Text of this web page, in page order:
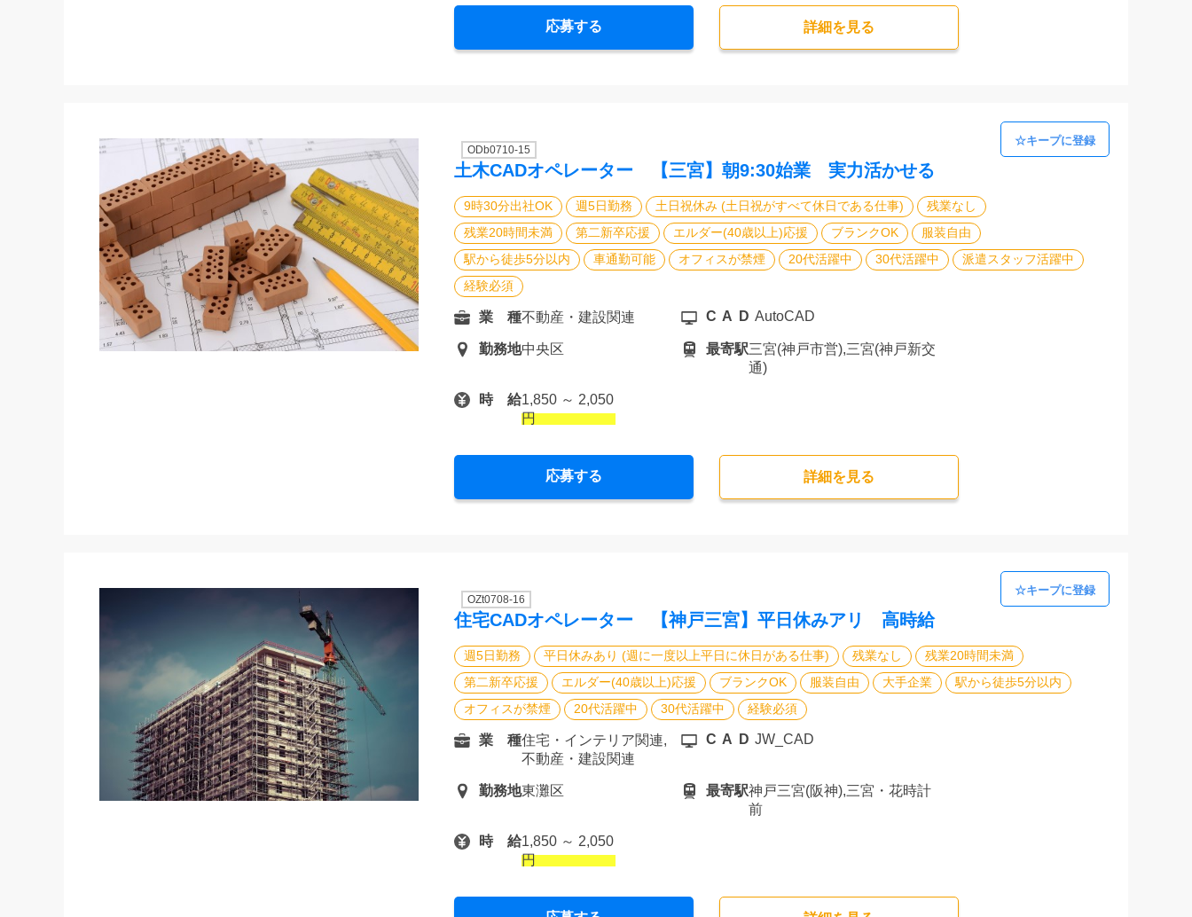
応募する 詳細を⾒る
ODb0710-15
土木CADオペレーター 【三宮】朝9:30始業 実力活かせる
9時30分出社OK 週5日勤務 土日祝休み (土日祝がすべて休日である仕事)
残業なし
残業20時間未満
第二新卒応援 エルダー(40歳以上)応援 ブランクOK
服装自由
駅から徒歩5分以内
車通勤可能 オフィスが禁煙 20代活躍中 30代活躍中
派遣スタッフ活躍中
経験必須
業 種不動産・建設関連 CADAutoCAD
勤務地中央区 最寄駅三宮(神戸市営),三宮(神戸新交
通)
時 給1,850 ～ 2,050
円
応募する 詳細を⾒る
OZt0708-16
住宅CADオペレーター 【神戸三宮】平日休みアリ 高時給
週5日勤務 平日休みあり (週に一度以上平日に休日がある仕事) 残業なし
残業20時間未満
第二新卒応援
エルダー(40歳以上)応援 ブランクOK 服装自由 大手企業
駅から徒歩5分以内
オフィスが禁煙
20代活躍中 30代活躍中 経験必須
業 種住宅・インテリア関連,
不動産・建設関連
CADJW_CAD
勤務地東灘区 最寄駅神戸三宮(阪神),三宮・花時計
前
時 給1,850 ～ 2,050
円